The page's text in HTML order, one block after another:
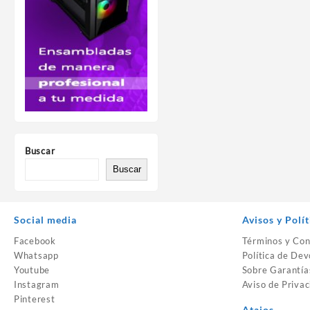
Buscar
Buscar
Social media
Facebook
Whatsapp
Youtube
Instagram
Pinterest
Avisos y
Términos y
Política de
Sobre
Aviso de